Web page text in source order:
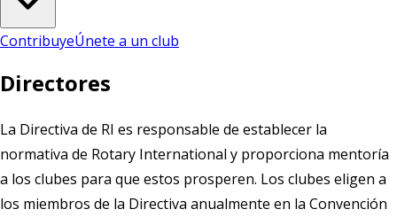
ContribuyeÚnete a un club
Directores
La Directiva de RI es responsable de establecer la
normativa de Rotary International y proporciona mentoría
a los clubes para que estos prosperen. Los clubes eligen a
los miembros de la Directiva anualmente en la Convención